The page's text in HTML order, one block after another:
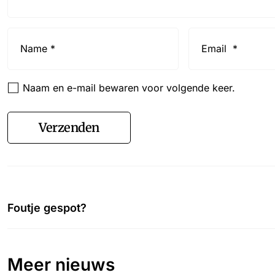
Naam en e-mail bewaren voor volgende keer.
Verzenden
Foutje gespot?
Meer nieuws